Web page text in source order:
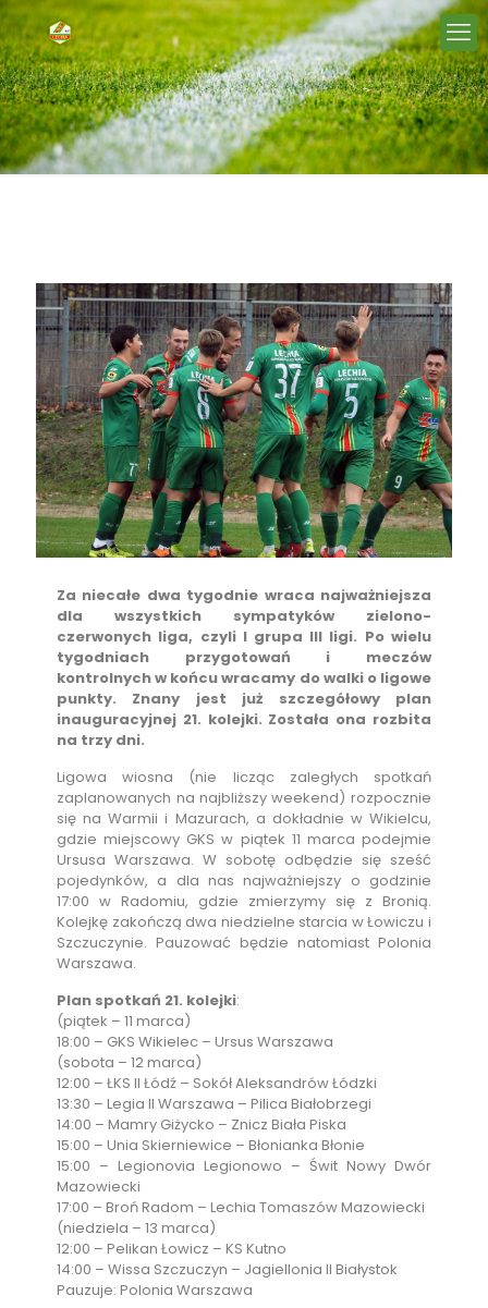
Za niecałe dwa tygodnie wraca najważniejsza
dla wszystkich sympatyków zielono-
czerwonych liga, czyli I grupa III ligi. Po wielu
tygodniach przygotowań i meczów
kontrolnych w końcu wracamy do walki o ligowe
punkty. Znany jest już szczegółowy plan
inauguracyjnej 21. kolejki. Została ona rozbita
na trzy dni.
Ligowa wiosna (nie licząc zaległych spotkań
zaplanowanych na najbliższy weekend) rozpocznie
się na Warmii i Mazurach, a dokładnie w Wikielcu,
gdzie miejscowy GKS w piątek 11 marca podejmie
Ursusa Warszawa. W sobotę odbędzie się sześć
pojedynków, a dla nas najważniejszy o godzinie
17:00 w Radomiu, gdzie zmierzymy się z Bronią.
Kolejkę zakończą dwa niedzielne starcia w Łowiczu i
Szczuczynie. Pauzować będzie natomiast Polonia
Warszawa.
Plan spotkań 21. kolejki:
(piątek – 11 marca)
18:00 – GKS Wikielec – Ursus Warszawa
(sobota – 12 marca)
12:00 – ŁKS II Łódź – Sokół Aleksandrów Łódzki
13:30 – Legia II Warszawa – Pilica Białobrzegi
14:00 – Mamry Giżycko – Znicz Biała Piska
15:00 – Unia Skierniewice – Błonianka Błonie
15:00 – Legionovia Legionowo – Świt Nowy Dwór
Mazowiecki
17:00 – Broń Radom – Lechia Tomaszów Mazowiecki
(niedziela – 13 marca)
12:00 – Pelikan Łowicz – KS Kutno
14:00 – Wissa Szczuczyn – Jagiellonia II Białystok
Pauzuje: Polonia Warszawa